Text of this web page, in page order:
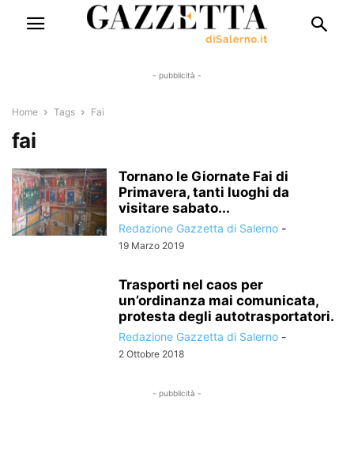
- pubblicità -
Home Tags Fai
fai
Tornano le Giornate Fai di
Primavera, tanti luoghi da
visitare sabato...
Redazione Gazzetta di Salerno -
19 Marzo 2019
Trasporti nel caos per
un’ordinanza mai comunicata,
protesta degli autotrasportatori.
Redazione Gazzetta di Salerno -
2 Ottobre 2018
- pubblicità -